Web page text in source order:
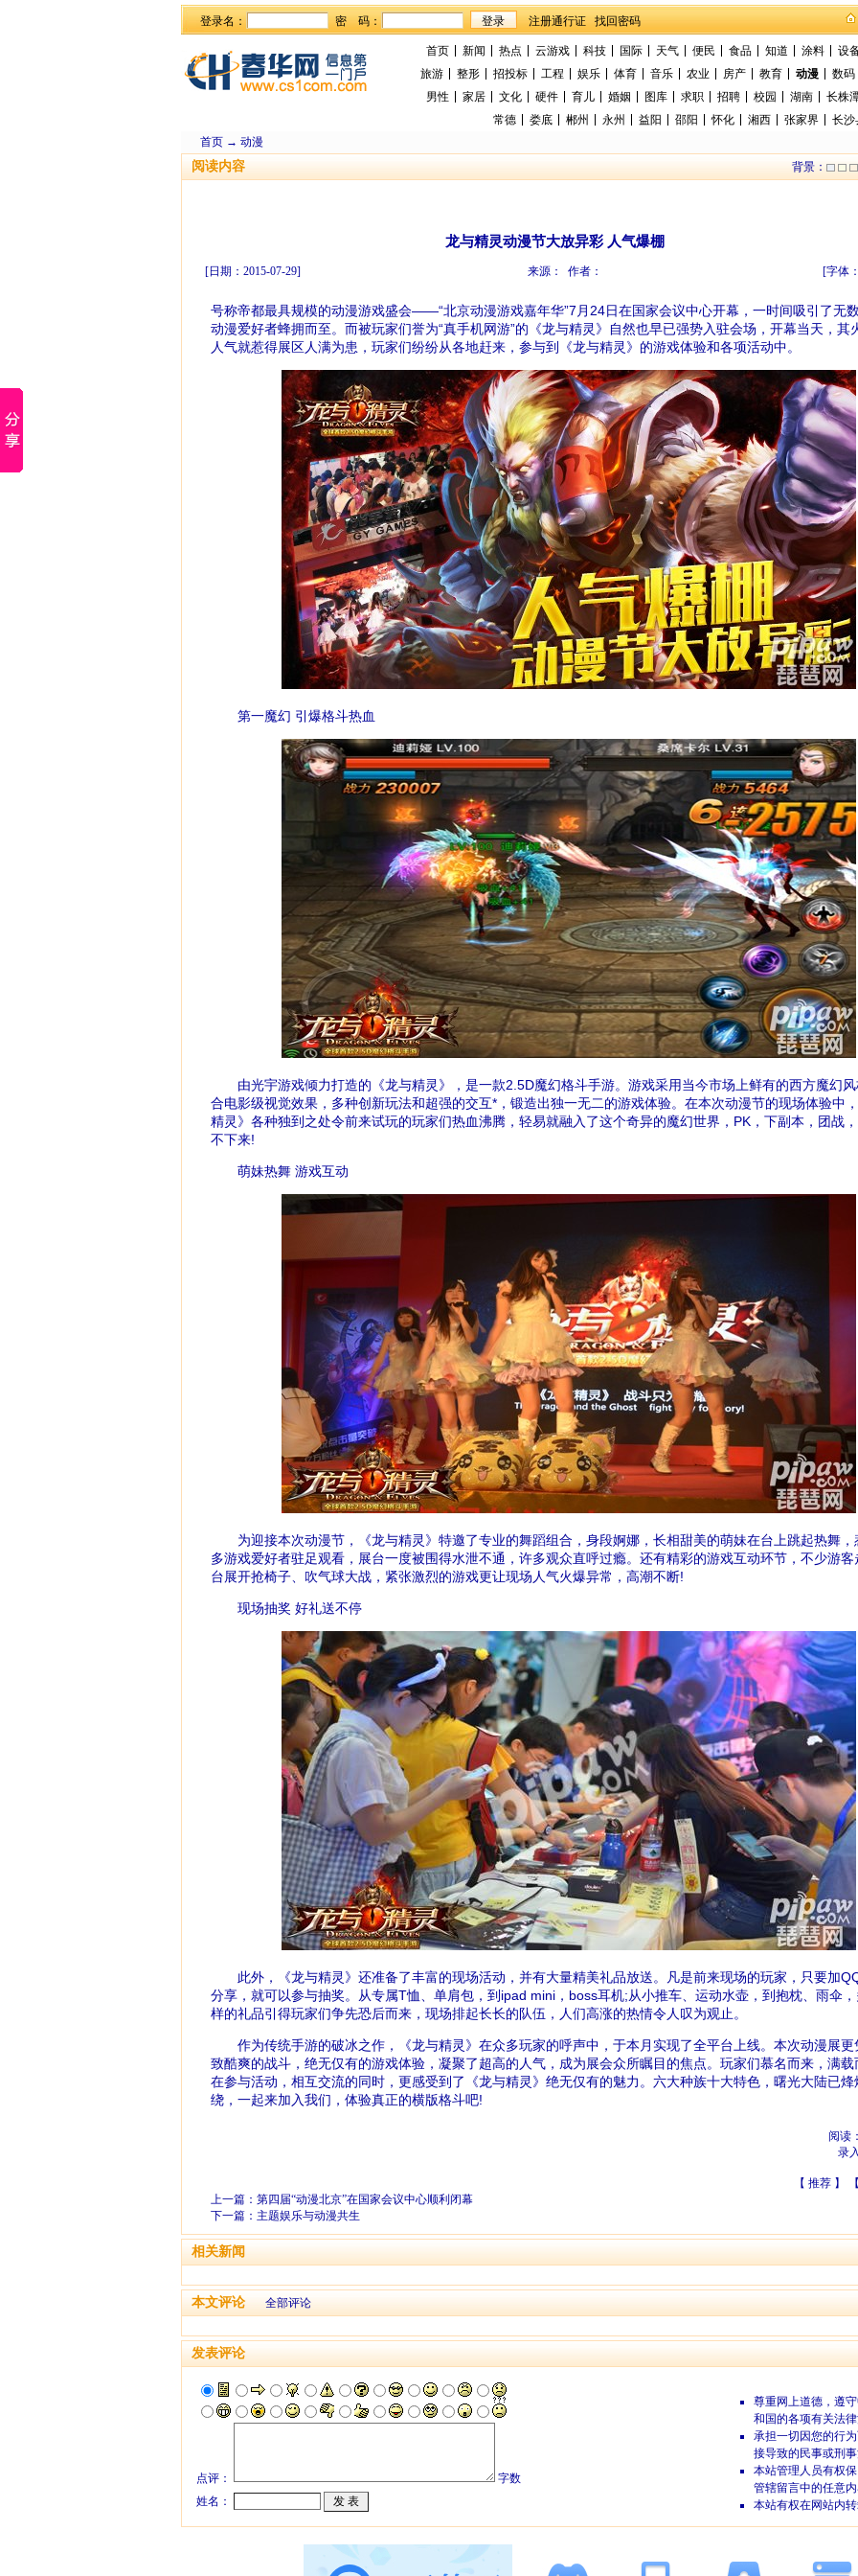
登录名： 密 码： 找回密码
首页 新闻 热点 云游戏 科技 国际 天气 便民 食品 知道 涂料 设
旅游
整形 招投标 工程 娱乐 体育 音乐 农业 房产 教育 动漫 数码
男性
家居 文化 硬件 育儿 婚姻 图库 求职 招聘 校园 湖南 长株
常德
娄底 郴州 永州 益阳 邵阳 怀化 湘西 张家界 长沙
首页→ 动漫
背景：
阅读内容
龙与精灵动漫节大放异彩 人气爆棚
[日期：2015-07-29] 来源： 作者： [字体：
号称帝都最具规模的动漫游戏盛会——“北京动漫游戏嘉年华”7月24日在国家会议中心开幕，一时间吸引了无
动漫爱好者蜂拥而至。而被玩家们誉为“真手机网游”的《龙与精灵》自然也早已强势入驻会场，开幕当天，其
人气就惹得展区人满为患，玩家们纷纷从各地赶来，参与到《龙与精灵》的游戏体验和各项活动中。
第一魔幻 引爆格斗热血
由光宇游戏倾力打造的《龙与精灵》，是一款2.5D魔幻格斗手游。游戏采用当今市场上鲜有的西方魔幻风
合电影级视觉效果，多种创新玩法和超强的交互*，锻造出独一无二的游戏体验。在本次动漫节的现场体验中
精灵》各种独到之处令前来试玩的玩家们热血沸腾，轻易就融入了这个奇异的魔幻世界，PK，下副本，团战
不下来!
萌妹热舞 游戏互动
为迎接本次动漫节，《龙与精灵》特邀了专业的舞蹈组合，身段婀娜，长相甜美的萌妹在台上跳起热舞，
多游戏爱好者驻足观看，展台一度被围得水泄不通，许多观众直呼过瘾。还有精彩的游戏互动环节，不少游客
台展开抢椅子、吹气球大战，紧张激烈的游戏更让现场人气火爆异常，高潮不断!
现场抽奖 好礼送不停
此外，《龙与精灵》还准备了丰富的现场活动，并有大量精美礼品放送。凡是前来现场的玩家，只要加
分享，就可以参与抽奖。从专属T恤、单肩包，到ipad mini，boss耳机;从小推车、运动水壶，到抱枕、雨伞
样的礼品引得玩家们争先恐后而来，现场排起长长的队伍，人们高涨的热情令人叹为观止。
作为传统手游的破冰之作，《龙与精灵》在众多玩家的呼声中，于本月实现了全平台上线。本次动漫展更
致酷爽的战斗，绝无仅有的游戏体验，凝聚了超高的人气，成为展会众所瞩目的焦点。玩家们慕名而来，满载
在参与活动，相互交流的同时，更感受到了《龙与精灵》绝无仅有的魅力。六大种族十大特色，曙光大陆已烽
绕，一起来加入我们，体验真正的横版格斗吧!
阅读：
录
【 推荐】 【
上一篇： 第四届“动漫北京”在国家会议中心顺利闭幕
下一篇： 主题娱乐与动漫共生
相关新闻
本文评论 全部评论
发表评论
尊重网上道德，遵
和国的各项有关法
承担一切因您的行
接导致的民事或刑
本站管理人员有权
管辖留言中的任意
本站有权在网站内
点评：
字数
姓名：